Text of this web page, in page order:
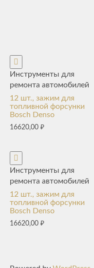
Инструменты для
ремонта автомобилей
12 шт., зажим для
топливной форсунки
Bosch Denso
16620,00 ₽
Инструменты для
ремонта автомобилей
12 шт., зажим для
топливной форсунки
Bosch Denso
16620,00 ₽